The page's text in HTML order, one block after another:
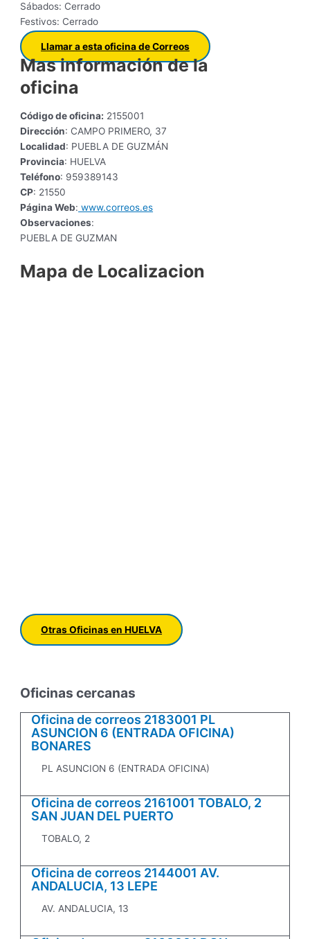
Sábados: Cerrado
Festivos: Cerrado
Llamar a esta oficina de Correos
Mas información de la
oficina
Código de oficina: 2155001
Dirección: CAMPO PRIMERO, 37
Localidad: PUEBLA DE GUZMÁN
Provincia: HUELVA
Teléfono: 959389143
CP: 21550
Página Web: www.correos.es
Observaciones:
PUEBLA DE GUZMAN
Mapa de Localizacion
Otras Oficinas en HUELVA
Oficinas cercanas
Oficina de correos 2183001 PL
ASUNCION 6 (ENTRADA OFICINA)
BONARES
PL ASUNCION 6 (ENTRADA OFICINA)
Oficina de correos 2161001 TOBALO, 2
SAN JUAN DEL PUERTO
TOBALO, 2
Oficina de correos 2144001 AV.
ANDALUCIA, 13 LEPE
AV. ANDALUCIA, 13